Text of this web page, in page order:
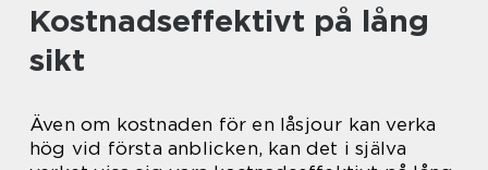
Kostnadseffektivt på lång
sikt
Även om kostnaden för en låsjour kan verka
hög vid första anblicken, kan det i själva